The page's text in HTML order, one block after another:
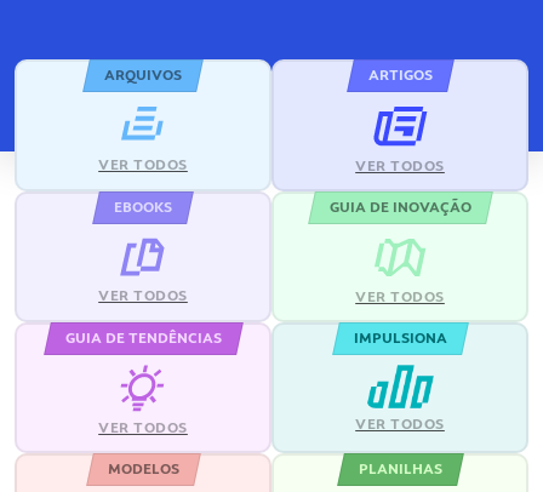
ARQUIVOS
VER TODOS
ARTIGOS
VER TODOS
EBOOKS
VER TODOS
GUIA DE INOVAÇÃO
VER TODOS
GUIA DE TENDÊNCIAS
VER TODOS
IMPULSIONA
VER TODOS
MODELOS PLANILHAS